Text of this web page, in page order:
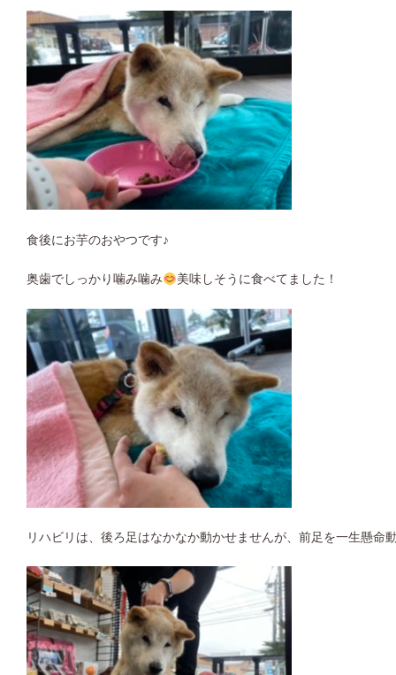
食後にお芋のおやつです♪
奥歯でしっかり噛み噛み 美味しそうに食べてました！
リハビリは、後ろ足はなかなか動かせませんが、前足を一生懸命